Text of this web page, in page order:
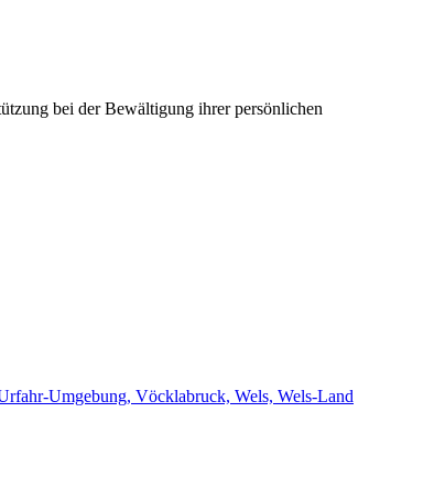
bei der Bewältigung ihrer persönlichen
Umgebung, Vöcklabruck, Wels, Wels-Land